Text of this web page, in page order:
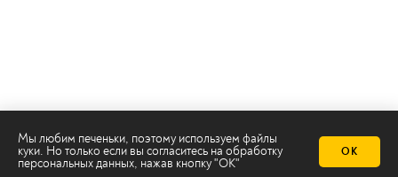
Мы любим печеньки, поэтому используем файлы
куки. Но только если вы согласитесь на обработку
персональных данных, нажав кнопку "ОК"
ОК
Телеканал 2х2
Онлайн-эфир